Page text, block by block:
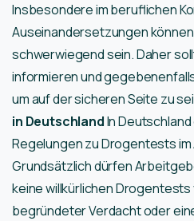
Insbesondere im beruflichen
Auseinandersetzungen
schwerwiegend sein. Daher
informieren und
um auf der sicheren Seite zu
in DeutschlandIn
Regelungen zu Drogentests
Grundsätzlich dürfen
keine willkürlichen
begründeter Verdacht oder